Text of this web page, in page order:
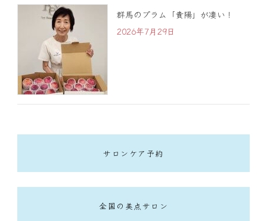
群馬のプラム「貴陽」が凄い！
2026年7月29日
サロンケア予約
全国の美点サロン